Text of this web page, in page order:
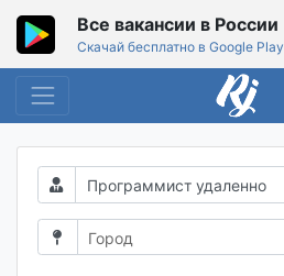
Все вакансии в России
Скачай бесплатно в Google Play